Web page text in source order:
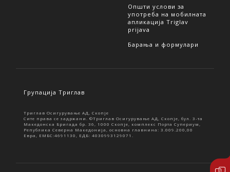
Општи услови за
употреба на мобилната
апликација Triglav
prijava
Барања и формулари
Групација Триглав
Триглав Осигурување АД, Скопје
Сите права се задржани. ©Триглав Осигурување АД, Скопје, бул. 3-та
Македонска Бригада бр. 36, 1000 Скопје, комплекс Порта Супериум,
Република Северна Македонија, основна главнина: 3.009.200,00
Евра, ЕМБС:4691130, ЕДБ: 4030993129071.